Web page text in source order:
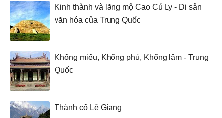
Kinh thành và lăng mộ Cao Cú Ly - Di sản
văn hóa của Trung Quốc
Khổng miếu, Khổng phủ, Khổng lâm - Trung
Quốc
Thành cổ Lệ Giang